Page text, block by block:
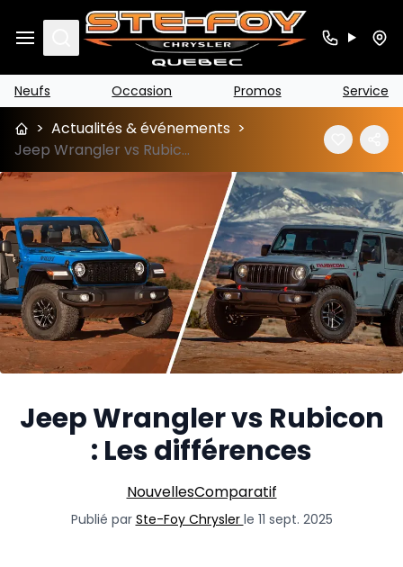
Search
Neufs Occasion Promos Service
> Actualités & événements >
Jeep Wrangler vs Rubicon : Les différences
Jeep Wrangler vs Rubicon
: Les différences
NouvellesComparatif
Publié par Ste-Foy Chrysler le 11 sept. 2025